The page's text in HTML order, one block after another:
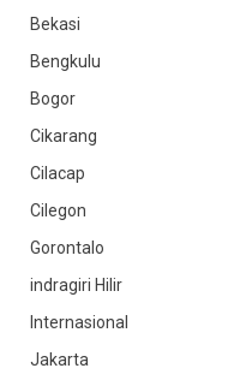
Bekasi
Bengkulu
Bogor
Cikarang
Cilacap
Cilegon
Gorontalo
indragiri Hilir
Internasional
Jakarta